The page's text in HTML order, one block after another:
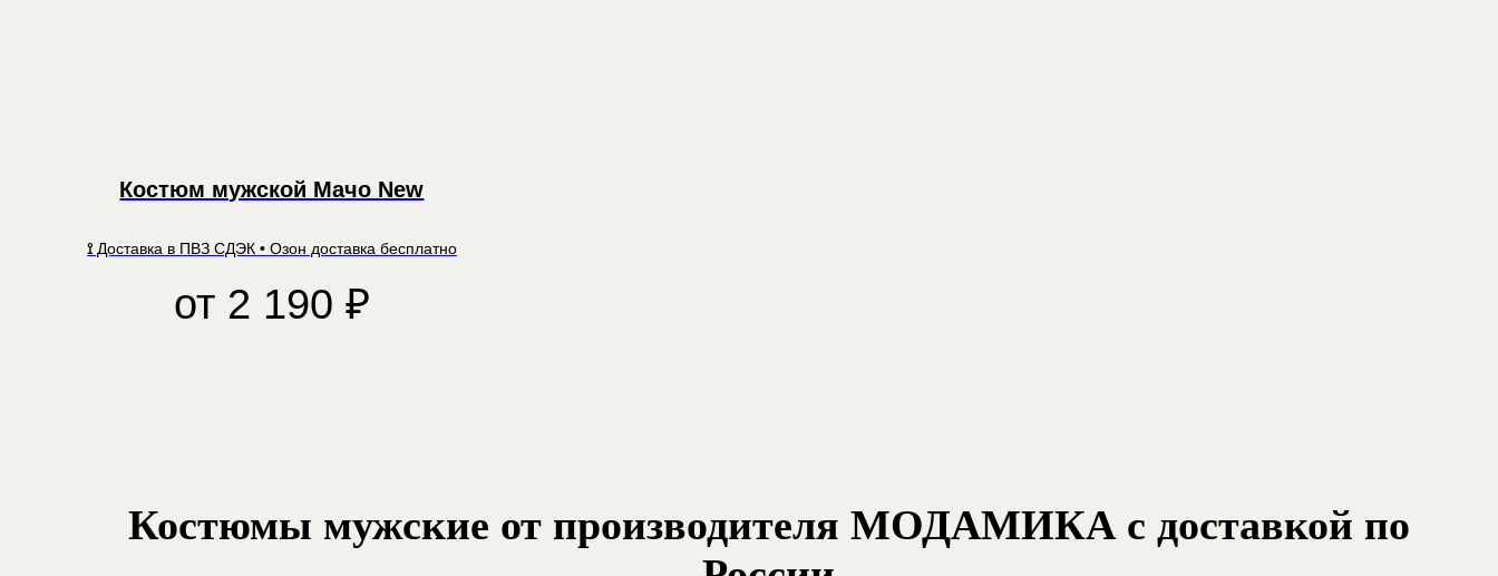
Костюм мужской Мачо New
⟟Доставка в ПВЗ СДЭК • Озон доставка бесплатно
от 2 190 ₽
Костюмы мужские от производителя МОДАМИКА с доставкой по